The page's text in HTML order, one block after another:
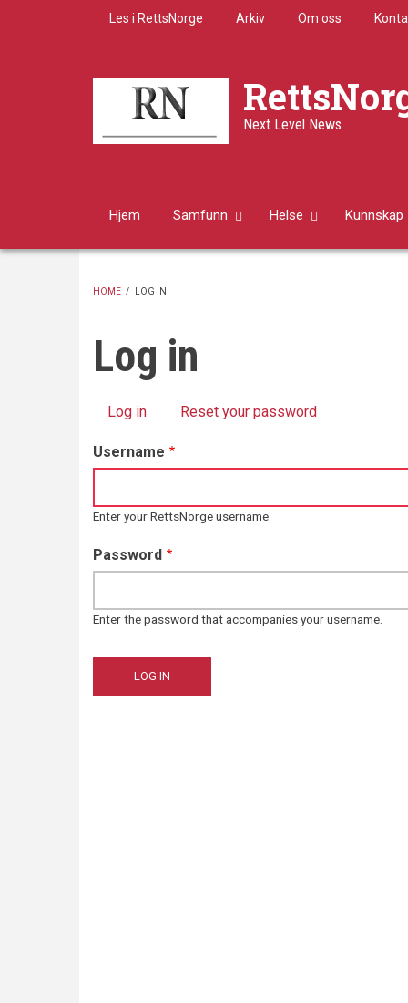
Les i RettsNorge Arkiv Om oss
Next Level News
Hjem Samfunn Helse Kunnskap
HOME / LOG IN
Log in
tabs
Log in (active tab)
Reset your password
Username
Enter your RettsNorge username.
Password
Enter the password that accompanies your username.